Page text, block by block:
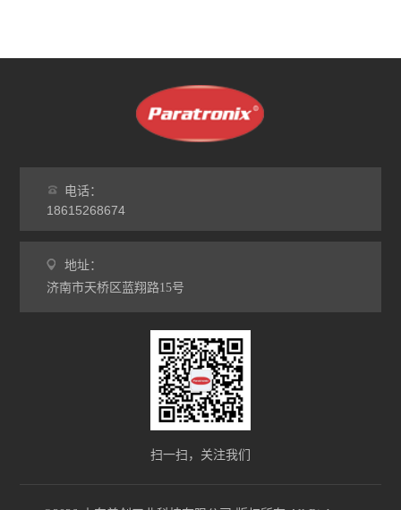
电话：
18615268674
地址：
济南市天桥区蓝翔路15号
扫一扫，关注我们